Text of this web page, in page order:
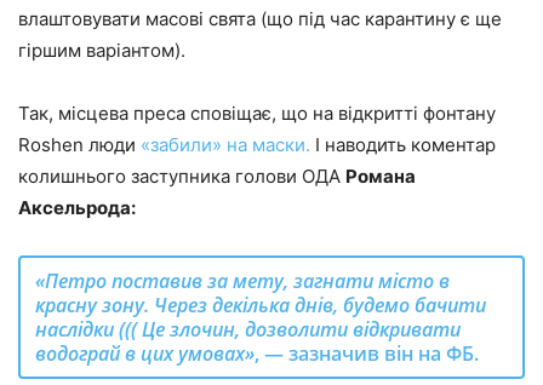
влаштовувати масові свята (що під час карантину є ще
гіршим варіантом).
Так, місцева преса сповіщає, що на відкритті фонтану
Roshen люди «забили» на маски. І наводить коментар
колишнього заступника голови ОДА Романа
Аксельрода:
«Петро поставив за мету, загнати місто в
красну зону. Через декілька днів, будемо бачити
наслідки ((( Це злочин, дозволити відкривати
водограй в цих умовах», — зазначив він на ФБ.